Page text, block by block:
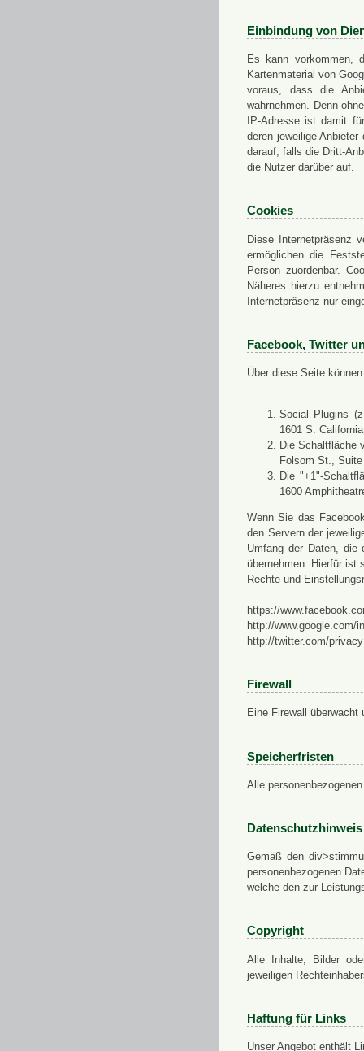
Einbindung von
Es kann vorkommen,
Kartenmaterial von
voraus, dass die
wahrnehmen. Denn
IP-Adresse ist damit
deren jeweilige
darauf, falls die Dritt-
die Nutzer darüber auf.
Cookies
Diese Internetpräsenz
ermöglichen die
Person zuordenbar.
Näheres hierzu
Internetpräsenz nur
Facebook, Twitter
Über diese Seite
Social Plugins
1601 S.
Die Schaltfläche
Folsom St.,
Die "+1"-
1600
Wenn Sie das
den Servern der
Umfang der Daten, die
übernehmen. Hierfür ist
Rechte und
https://
http://www.google.com/
http://twitter.com/privacy
Firewall
Eine Firewall
Speicherfristen
Alle
Datenschutzhinweis
Gemäß den
personenbezogenen
welche den zur
Copyright
Alle Inhalte, Bilder
jeweiligen
Haftung für Links
Unser Angebot enthält